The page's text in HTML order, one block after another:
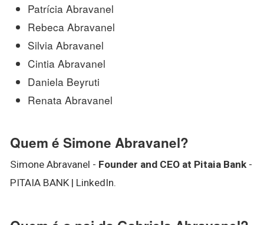
Patrícia Abravanel
Rebeca Abravanel
Silvia Abravanel
Cintia Abravanel
Daniela Beyruti
Renata Abravanel
Quem é Simone Abravanel?
Simone Abravanel - Founder and CEO at Pitaia Bank -
PITAIA BANK | LinkedIn.